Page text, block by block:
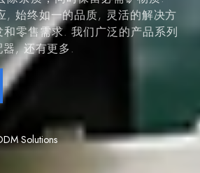
, 始终如一的品质, 灵活的解决方
零售需求. 我们广泛的产品系列
, 还有更多.
Solutions